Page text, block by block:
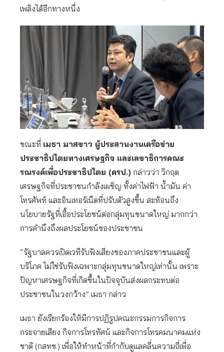
เพลิงได้อีกทางหนึ่ง
ขณะที่ เมธา มาสขาว ผู้ประสานงานเครือข่าย
ประชาธิปไตยทางเศรษฐกิจ และเลขาธิการคณะ
รณรงค์เพื่อประชาธิปไตย (ครป.) กล่าวว่า วิกฤต
เศรษฐกิจที่ประชาชนกำลังเผชิญ ทั้งค่าไฟฟ้า น้ำมัน ค่า
โทรศัพท์ และอินเทอร์เน็ตที่ปรับตัวสูงขึ้น สะท้อนถึง
นโยบายรัฐที่เอื้อประโยชน์ต่อกลุ่มทุนขนาดใหญ่ มากกว่า
การคำนึงถึงผลประโยชน์ของประชาชน
“รัฐบาลควรเปิดเวทีรับฟังเสียงของภาคประชาชนและผู้
บริโภค ไม่ใช่รับฟังเฉพาะกลุ่มทุนขนาดใหญ่เท่านั้น เพราะ
ปัญหาเศรษฐกิจที่เกิดขึ้นในปัจจุบันส่งผลกระทบต่อ
ประชาชนในวงกว้าง” เมธา กล่าว
เมธา ยังเรียกร้องให้มีการปฏิรูปคณะกรรมการกิจการ
กระจายเสียง กิจการโทรทัศน์ และกิจการโทรคมนาคมแห่ง
ชาติ (กสทช.) เพื่อให้ทำหน้าที่กำกับดูแลคลื่นความถี่เพื่อ